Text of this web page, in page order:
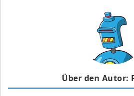
Über den Autor: